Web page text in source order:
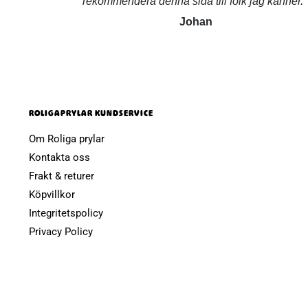
Johan
ROLIGAPRYLAR KUNDSERVICE
Om Roliga prylar
Kontakta oss
Frakt & returer
Köpvillkor
Integritetspolicy
Privacy Policy